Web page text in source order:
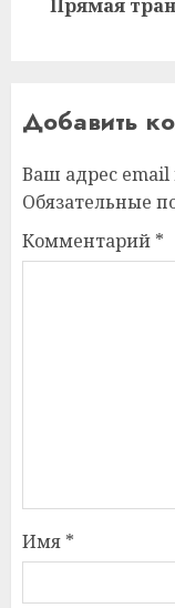
запись:
Прямая
Добавить
Ваш адрес email
Обязательные
Комментарий *
Имя *